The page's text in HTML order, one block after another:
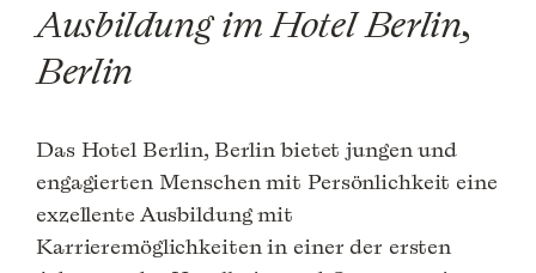
Ausbildung im Hotel Berlin,
Berlin
Das Hotel Berlin, Berlin bietet jungen und
engagierten Menschen mit Persönlichkeit eine
exzellente Ausbildung mit
Karrieremöglichkeiten in einer der ersten